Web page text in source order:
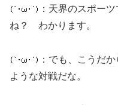
：天界のスポー
ね？ わかります。
：でも、こうだ
ような対戦だな。